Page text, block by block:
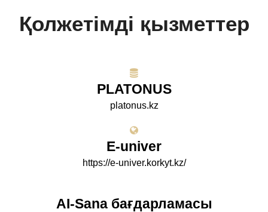
Қолжетімді қызметтер
PLATONUS
platonus.kz
E-univer
https://e-univer.korkyt.kz/
AI-Sana бағдарламасы